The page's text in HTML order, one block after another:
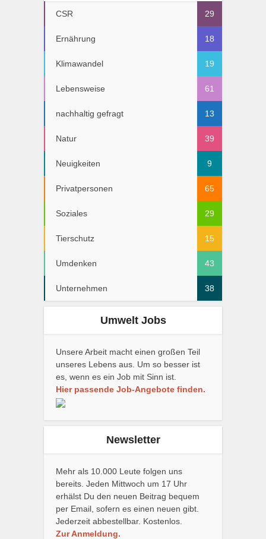
CSR 29
Ernährung 18
Klimawandel 19
Lebensweise 61
nachhaltig gefragt 13
Natur 39
Neuigkeiten 9
Privatpersonen 65
Soziales 29
Tierschutz 15
Umdenken 43
Unternehmen 38
Umwelt Jobs
Unsere Arbeit macht einen großen Teil
unseres Lebens aus. Um so besser ist
es, wenn es ein Job mit Sinn ist.
Hier passende Job-Angebote finden.
Newsletter
Mehr als 10.000 Leute folgen uns
bereits. Jeden Mittwoch um 17 Uhr
erhälst Du den neuen Beitrag bequem
per Email, sofern es einen neuen gibt.
Jederzeit abbestellbar. Kostenlos.
Zur Anmeldung.